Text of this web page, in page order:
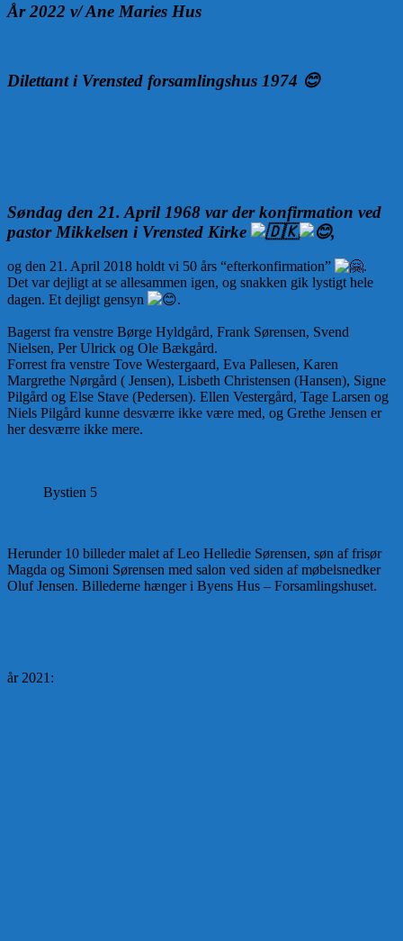
År 2022 v/ Ane Maries Hus
Dilettant i Vrensted forsamlingshus 1974 😊
Søndag den 21. April 1968 var der konfirmation ved
pastor Mikkelsen i Vrensted Kirke
,
og den 21. April 2018 holdt vi 50 års “efterkonfirmation”
.
Det var dejligt at se allesammen igen, og snakken gik lystigt hele
dagen. Et dejligt gensyn
.
Bagerst fra venstre Børge Hyldgård, Frank Sørensen, Svend
Nielsen, Per Ulrick og Ole Bækgård.
Forrest fra venstre Tove Westergaard, Eva Pallesen, Karen
Margrethe Nørgård ( Jensen), Lisbeth Christensen (Hansen), Signe
Pilgård og Else Stave (Pedersen). Ellen Vestergård, Tage Larsen og
Niels Pilgård kunne desværre ikke være med, og Grethe Jensen er
her desværre ikke mere.
Bystien 5
Herunder 10 billeder malet af Leo Helledie Sørensen, søn af frisør
Magda og Simoni Sørensen med salon ved siden af møbelsnedker
Oluf Jensen. Billederne hænger i Byens Hus – Forsamlingshuset.
år 2021: